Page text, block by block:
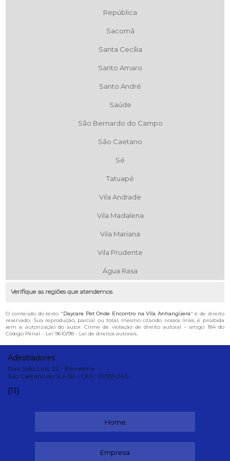
República
Sacomã
Santa Cecília
Santo Amaro
Santo André
Saúde
São Bernardo do Campo
São Caetano
Sé
Tatuapé
Vila Andrade
Vila Madalena
Vila Mariana
Vila Prudente
Água Rasa
Verifique as regiões que atendemos
O conteúdo do texto "Daycare Pet Onde Encontro na Vila Anhangüera" é de direito
reservado. Sua reprodução, parcial ou total, mesmo citando nossos links, é proibida
sem a autorização do autor. Crime de violação de direito autoral – artigo 184 do
Código Penal – Lei 9610/98 - Lei de direitos autorais.
Adestradores
Rua João Luís, 22 - Barcelona
São Caetano do Sul-SP - CEP: 09551-240
(11)
Home
Empresa